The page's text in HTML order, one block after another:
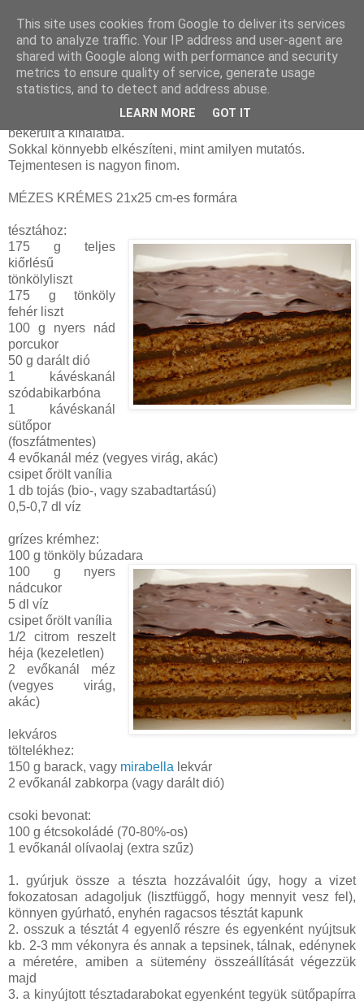
péntek, december 25, 2015
Mézes krémes (tejmentes)
Az idei karácsonyon a bejglimellett ez a sütemény is
bekerült a kínálatba.
Sokkal könnyebb elkészíteni, mint amilyen mutatós.
Tejmentesen is nagyon finom.
MÉZES KRÉMES 21x25 cm-es formára
tésztához:
175 g teljes
kiőrlésű
tönkölyliszt
175 g tönköly
fehér liszt
100 g nyers nád
porcukor
50 g darált dió
1 kávéskanál
szódabikarbóna
1 kávéskanál
sütőpor
(foszfátmentes)
4 evőkanál méz (vegyes virág, akác)
csipet őrölt vanília
1 db tojás (bio-, vagy szabadtartású)
0,5-0,7 dl víz
grízes krémhez:
100 g tönköly búzadara
100 g nyers
nádcukor
5 dl víz
csipet őrölt vanília
1/2 citrom reszelt
héja (kezeletlen)
2 evőkanál méz
(vegyes virág,
akác)
lekváros
töltelékhez:
150 g barack, vagy mirabella lekvár
2 evőkanál zabkorpa (vagy darált dió)
csoki bevonat:
100 g étcsokoládé (70-80%-os)
1 evőkanál olívaolaj (extra szűz)
1. gyúrjuk össze a tészta hozzávalóit úgy, hogy a vizet
fokozatosan adagoljuk (lisztfüggő, hogy mennyit vesz fel),
könnyen gyúrható, enyhén ragacsos tésztát kapunk
2. osszuk a tésztát 4 egyenlő részre és egyenként nyújtsuk
kb. 2-3 mm vékonyra és annak a tepsinek, tálnak, edénynek
a méretére, amiben a sütemény összeállítását végezzük
majd
3. a kinyújtott tésztadarabokat egyenként tegyük sütőpapírra
This site uses cookies from Google to deliver its services
and to analyze traffic. Your IP address and user-agent are
shared with Google along with performance and security
metrics to ensure quality of service, generate usage
statistics, and to detect and address abuse.
LEARN MORE GOT IT